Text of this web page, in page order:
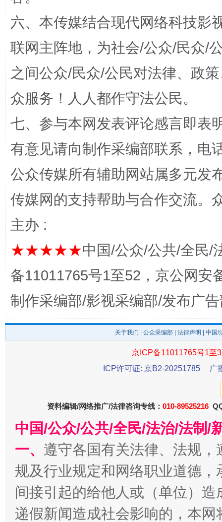
完善运行机制助力责任有效落实 一纸欠
东山县通报“牛蛙产品抗生素超标问题” 法
揭开“小金库”的免责幌子
六、本传媒结合现代网络科技影
联网主阵地，为社会/公众/民众/
之间公众/民众/公民对法律、政
众服务！人人都作守法公民。
七、参与本网发表评论感言即表
有意见请向制作采编部联系，电
公众传媒所有辅助网站属多元发
传媒网的支持帮助与合作交流。
主办 :
★★★★★中国/公众/公共/全民/
备11011765号1至52，京公网安
制作采编部/影视采编部/发布广
关于我们 公众采编部 法律声明 | 中国
京ICP备11011765号1至
ICP许可证: 京B2-20251785
广
资料编辑/网络推广/法律咨询专线： 010-89525216
中国/公众/公共/全民/法治/法制/
一、 遵守各国有关法律、法规
规及行业规定和网络职业道德
间接引起的给他人或（单位）
递假新闻造成社会影响的，本